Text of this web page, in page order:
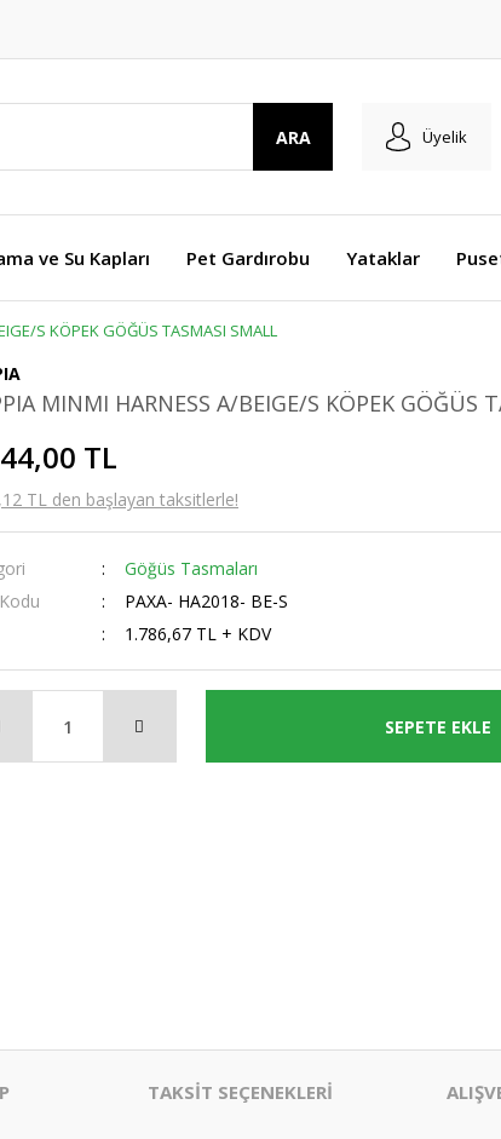
ARA Üyelik
ve Su Kapları Pet Gardırobu Yataklar
S KÖPEK GÖĞÜS TASMASI SMALL
MINMI HARNESS A/BEIGE/S KÖPEK GÖĞÜS
TL
TL den başlayan taksitlerle!
Göğüs Tasmaları
PAXA- HA2018- BE-S
1.786,67 TL + KDV
SEPETE EKLE
TAKSİT SEÇENEKLERİ